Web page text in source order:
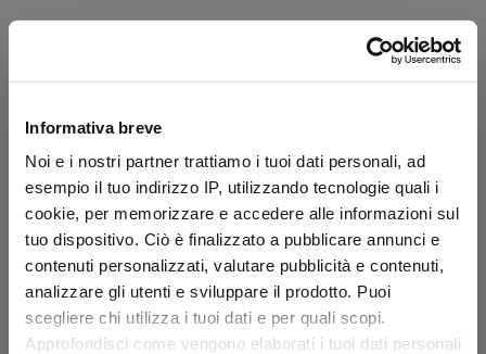
Informativa breve
Noi e i nostri partner trattiamo i tuoi dati personali, ad
esempio il tuo indirizzo IP, utilizzando tecnologie quali i
cookie, per memorizzare e accedere alle informazioni sul
tuo dispositivo. Ciò è finalizzato a pubblicare annunci e
contenuti personalizzati, valutare pubblicità e contenuti,
analizzare gli utenti e sviluppare il prodotto. Puoi
scegliere chi utilizza i tuoi dati e per quali scopi.
Approfondisci come vengono elaborati i tuoi dati personali